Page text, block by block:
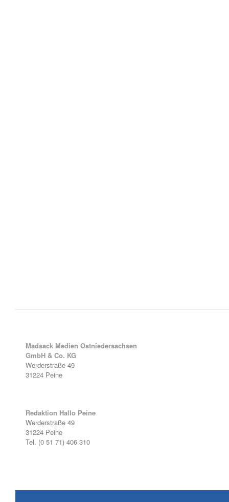
Madsack Medien Ostniedersachsen
GmbH & Co. KG
Werderstraße 49
31224 Peine
Redaktion Hallo Peine
Werderstraße 49
31224 Peine
Tel. (0 51 71) 406 310